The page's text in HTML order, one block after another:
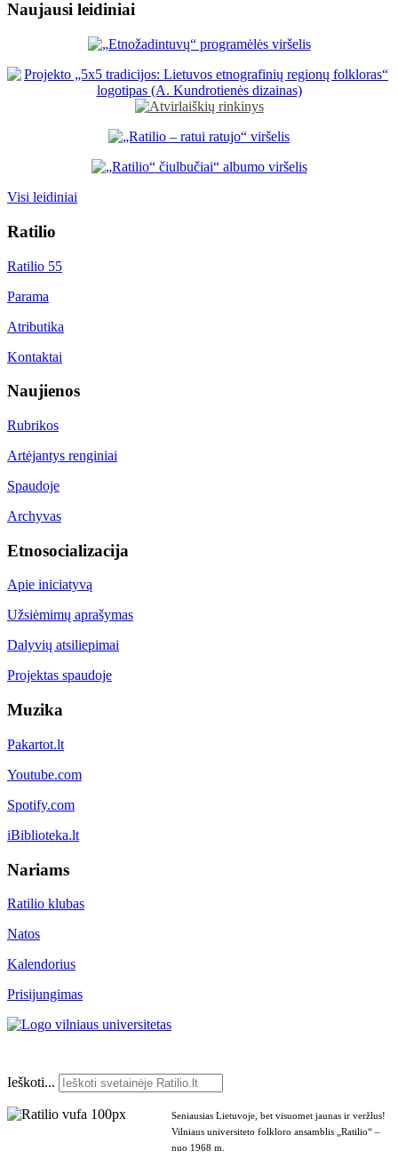
Naujausi leidiniai
Visi leidiniai
Ratilio
Ratilio 55
Parama
Atributika
Kontaktai
Naujienos
Rubrikos
Artėjantys renginiai
Spaudoje
Archyvas
Etnosocializacija
Apie iniciatyvą
Užsiėmimų aprašymas
Dalyvių atsiliepimai
Projektas spaudoje
Muzika
Pakartot.lt
Youtube.com
Spotify.com
iBiblioteka.lt
Nariams
Ratilio klubas
Natos
Kalendorius
Prisijungimas
Ieškoti...
Seniausias Lietuvoje, bet visuomet jaunas ir veržlus!
Vilniaus universiteto folkloro ansamblis „Ratilio“ –
nuo 1968 m.